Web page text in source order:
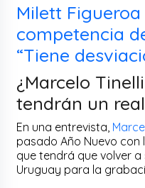
Milett
competencia
“Tiene
¿Marcelo
tendrán un
En una entrevista,
pasado Año Nuevo
que tendrá que volver a
Uruguay para la